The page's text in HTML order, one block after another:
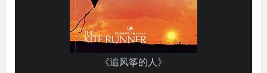
《追风筝的人》